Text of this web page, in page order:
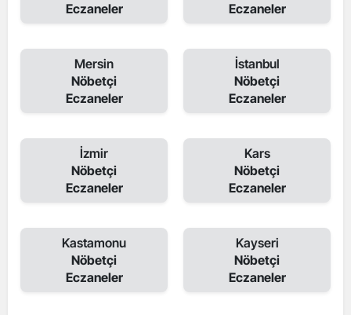
Eczaneler
Eczaneler
Mersin
Nöbetçi
Eczaneler
İstanbul
Nöbetçi
Eczaneler
İzmir
Nöbetçi
Eczaneler
Kars
Nöbetçi
Eczaneler
Kastamonu
Nöbetçi
Eczaneler
Kayseri
Nöbetçi
Eczaneler